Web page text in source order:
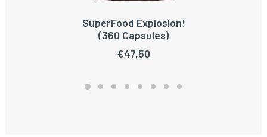
TOEVOEGEN AAN WINKELWAGEN
SuperFood Explosion!
(360 Capsules)
€47,50